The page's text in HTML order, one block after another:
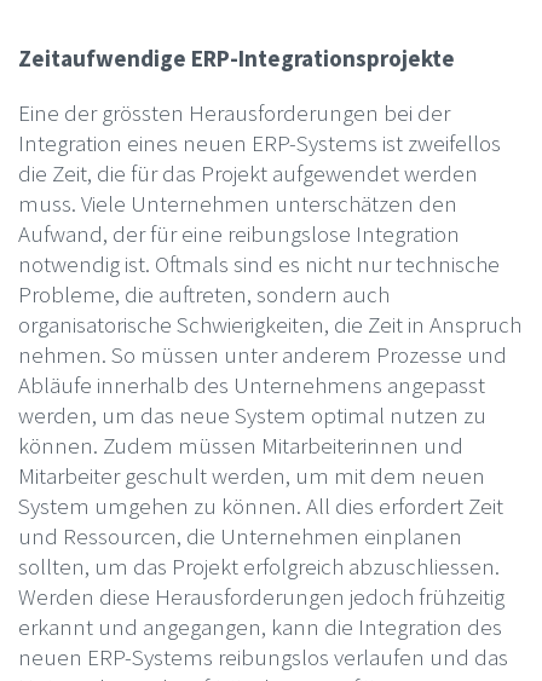
Zeitaufwendige ERP-Integrationsprojekte
Eine der grössten Herausforderungen bei der
Integration eines neuen ERP-Systems ist zweifellos
die Zeit, die für das Projekt aufgewendet werden
muss. Viele Unternehmen unterschätzen den
Aufwand, der für eine reibungslose Integration
notwendig ist. Oftmals sind es nicht nur technische
Probleme, die auftreten, sondern auch
organisatorische Schwierigkeiten, die Zeit in Anspruch
nehmen. So müssen unter anderem Prozesse und
Abläufe innerhalb des Unternehmens angepasst
werden, um das neue System optimal nutzen zu
können. Zudem müssen Mitarbeiterinnen und
Mitarbeiter geschult werden, um mit dem neuen
System umgehen zu können. All dies erfordert Zeit
und Ressourcen, die Unternehmen einplanen
sollten, um das Projekt erfolgreich abzuschliessen.
Werden diese Herausforderungen jedoch frühzeitig
erkannt und angegangen, kann die Integration des
neuen ERP-Systems reibungslos verlaufen und das